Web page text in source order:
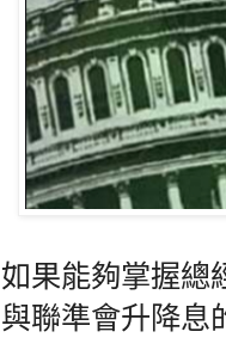
如果能夠掌握總
與聯準會升降息